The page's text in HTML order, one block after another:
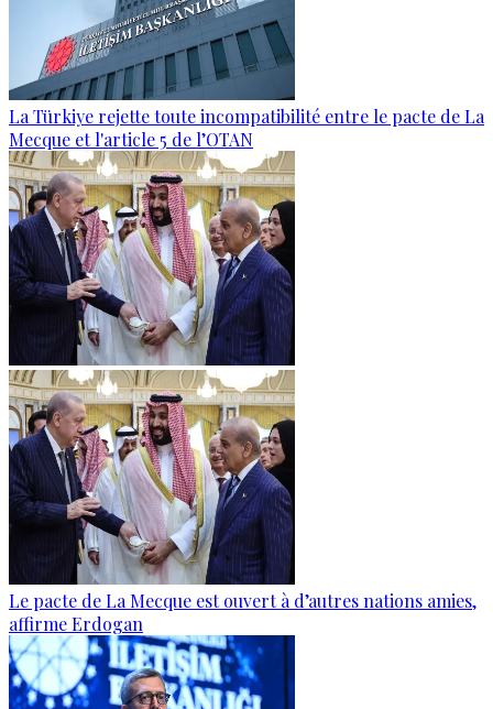
La Türkiye rejette toute incompatibilité entre le pacte de La
Mecque et l'article 5 de l’OTAN
Le pacte de La Mecque est ouvert à d’autres nations amies,
affirme Erdogan